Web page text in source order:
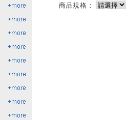
商品規格：